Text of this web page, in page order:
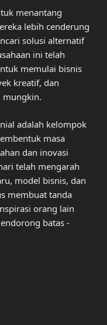
menantang
lebih cenderung
solusi alternatif
ini telah
memulai bisnis
kreatif, dan
mungkin.
adalah kelompok
masa
dan inovasi
telah mengarah
model bisnis, dan
membuat tanda
orang lain
batas -